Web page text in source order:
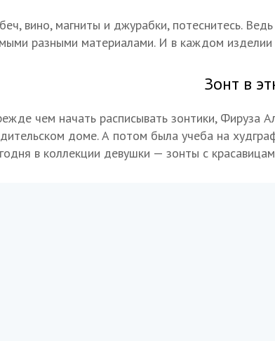
вино, магниты и джурабки, потеснитесь.
разными материалами. И в каждом
Зонт в
чем начать расписывать зонтики, Фируза
доме. А потом была учеба на
в коллекции девушки — зонты с